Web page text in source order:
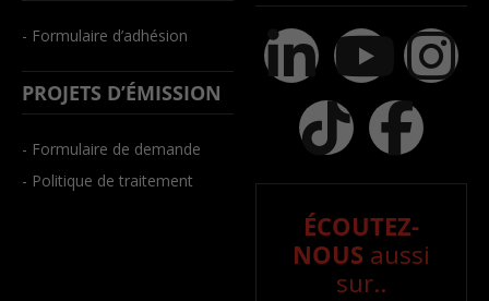
- Formulaire d’adhésion
PROJETS D’ÉMISSION
- Formulaire de demande
- Politique de traitement
ÉCOUTEZ-
NOUS aussi
sur..